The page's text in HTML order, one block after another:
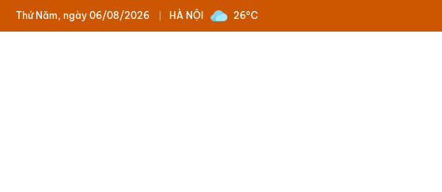
HÀ NỘI
Thứ Năm, ngày 06/08/2026 26°C